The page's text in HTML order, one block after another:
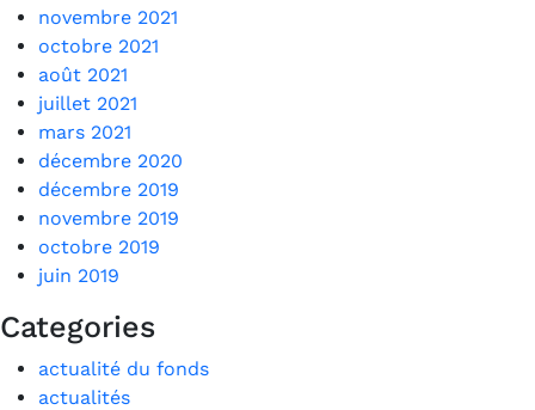
novembre 2021
octobre 2021
août 2021
juillet 2021
mars 2021
décembre 2020
décembre 2019
novembre 2019
octobre 2019
juin 2019
Categories
actualité du fonds
actualités